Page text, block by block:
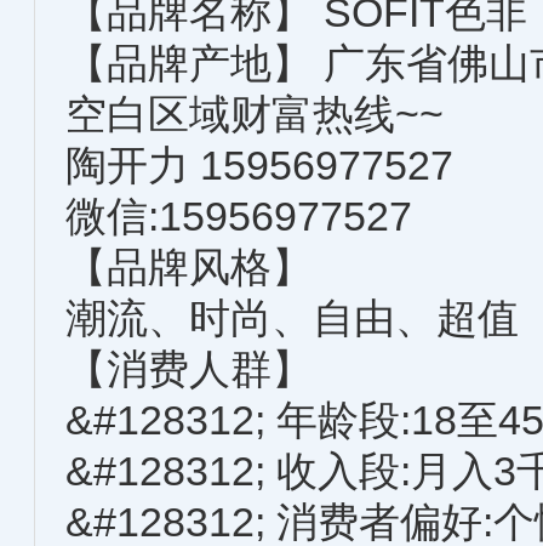
【品牌名称】 SOFIT色非
【品牌产地】 广东省佛山
空白区域财富热线~~
陶开力 15956977527
微信:15956977527
【品牌风格】
潮流、时尚、自由、超值
【消费人群】
&#128312; 年龄段:18至
&#128312; 收入段:月入3
&#128312; 消费者偏好: